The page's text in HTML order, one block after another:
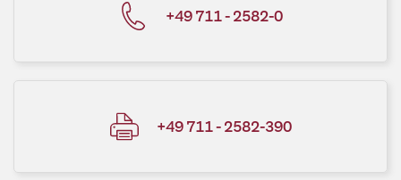
+49 711 - 2582-0
+49 711 - 2582-390